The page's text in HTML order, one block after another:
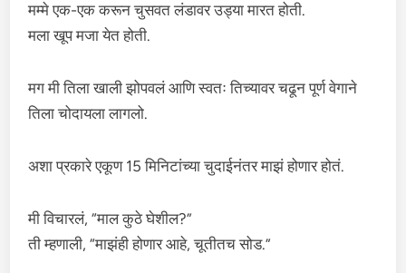
मम्मे एक-एक करून चुसवत लंडावर उड्या मारत होती.
मला खूप मजा येत होती.
मग मी तिला खाली झोपवलं आणि स्वतः तिच्यावर चढून पूर्ण वेगाने
तिला चोदायला लागलो.
अशा प्रकारे एकूण 15 मिनिटांच्या चुदाईनंतर माझं होणार होतं.
मी विचारलं, “माल कुठे घेशील?”
ती म्हणाली, “माझंही होणार आहे, चूतीतच सोड.”